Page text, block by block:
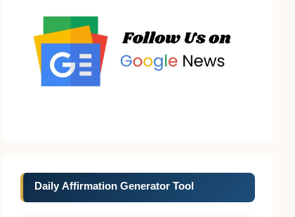
Daily Affirmation Generator Tool